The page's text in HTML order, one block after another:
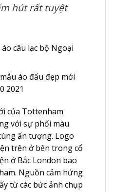
hút rất tuyệt
câu lạc bộ Ngoại
áo đấu đẹp mới
2021
của Tottenham
với sự phối màu
ấn tượng. Logo
trên ở bên trong cổ
ở Bắc London bao
Nguồn cảm hứng
từ các bức ảnh chụp